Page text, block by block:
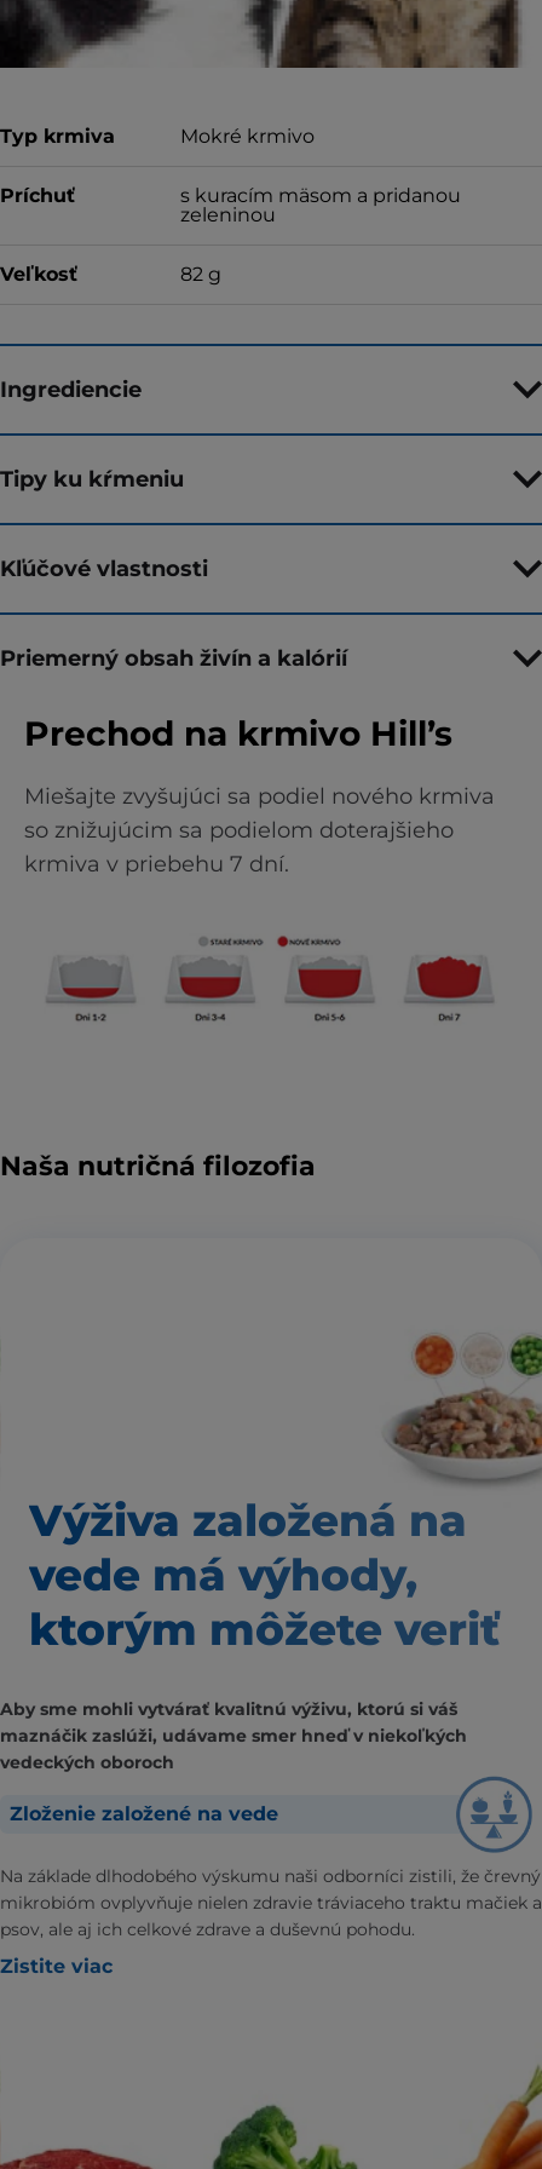
vrátenie peňazí
Typ krmiva Mokré krmivo
Príchuť
s kuracím mäsom a pridanou
zeleninou
Veľkosť 82 g
Ingrediencie
Tipy ku kŕmeniu
Kľúčové vlastnosti
Priemerný obsah živín a kalórií
Prechod na krmivo Hill’s
Miešajte zvyšujúci sa podiel nového krmiva
so znižujúcim sa podielom doterajšieho
krmiva v priebehu 7 dní.
Naša nutričná filozofia
Výživa založená na
vede má výhody,
ktorým môžete veriť
Aby sme mohli vytvárať kvalitnú výživu, ktorú si váš
maznáčik zaslúži, udávame smer hneď v niekoľkých
vedeckých oboroch
Zloženie založené na vede
Na základe dlhodobého výskumu naši odborníci zistili, že črevný
mikrobióm ovplyvňuje nielen zdravie tráviaceho traktu mačiek a
psov, ale aj ich celkové zdrave a duševnú pohodu.
Zistite viac